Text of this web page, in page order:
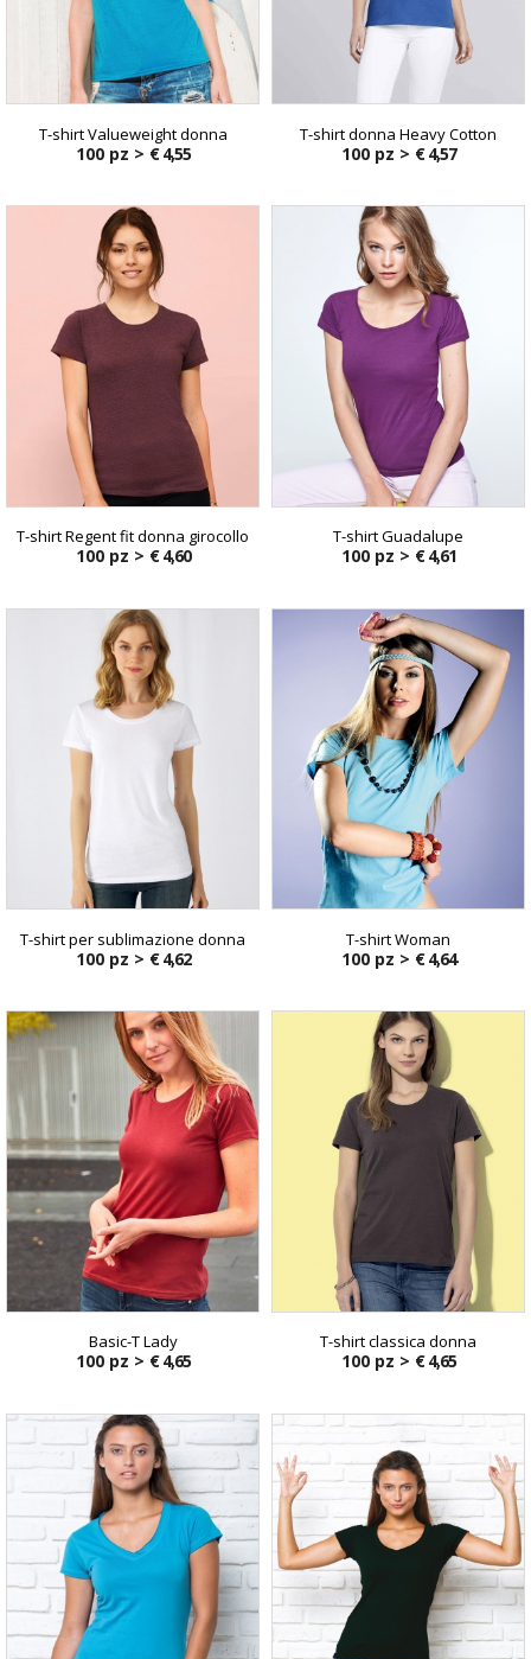
T-shirt Valueweight donna
100 pz > € 4,55
T-shirt donna Heavy Cotton
100 pz > € 4,57
T-shirt Regent fit donna girocollo
100 pz > € 4,60
T-shirt Guadalupe
100 pz > € 4,61
T-shirt per sublimazione donna
100 pz > € 4,62
T-shirt Woman
100 pz > € 4,64
Basic-T Lady
100 pz > € 4,65
T-shirt classica donna
100 pz > € 4,65